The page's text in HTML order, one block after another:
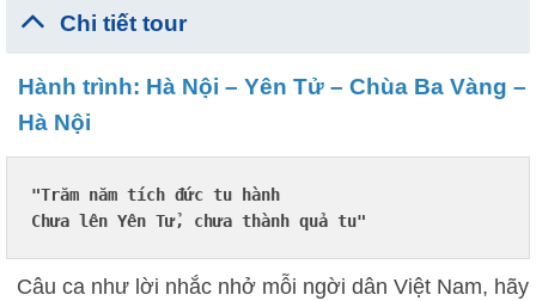
Chi tiết tour
Hành trình: Hà Nội – Yên Tử – Chùa Ba Vàng –
Hà Nội
"Trăm năm tích đức tu hành
Chưa lên Yên Tử, chưa thành quả tu"
Câu ca như lời nhắc nhở mỗi ngời dân Việt Nam, hãy